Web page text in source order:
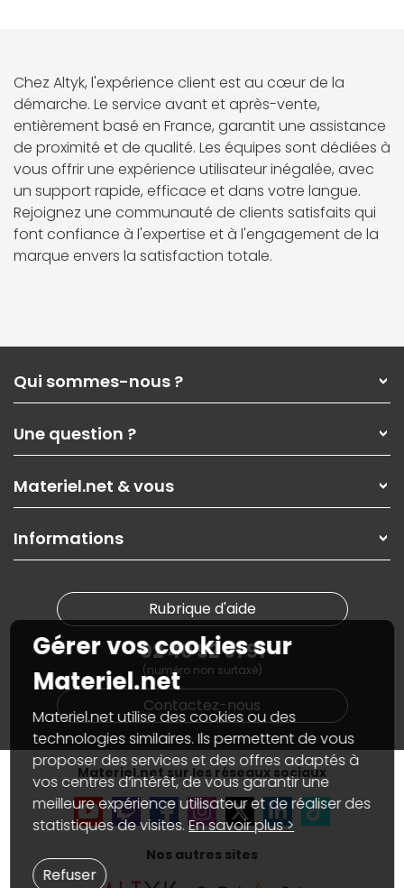
Chez Altyk, l'expérience client est au cœur de la
démarche. Le service avant et après-vente,
entièrement basé en France, garantit une assistance
de proximité et de qualité. Les équipes sont dédiées à
vous offrir une expérience utilisateur inégalée, avec
un support rapide, efficace et dans votre langue.
Rejoignez une communauté de clients satisfaits qui
font confiance à l'expertise et à l'engagement de la
marque envers la satisfaction totale.
Qui sommes-nous ?
Nos services
Les magasins Materiel.net
Nos solutions pour les pros
Contactez-nous
Une question ?
Paiement, livraison
Garanties,Pack Zen
SAV, demander un retour
Informations
Materiel.net & vous
On rachète votre carte graphique
PC sur mesure : Votre RDV personnalisé
Materiel.net recrute
Notre programme d'affiliation
Partenariat & Sponsoring
Informations
Nos marques
Conditions générales de vente
Marketplace
Informations légales
Données personnellesetcookies
Gérer vos cookies
Accessibilité : non conforme
Rubrique d'aide
02 40 92 91 91
(numéro non surtaxé)
Contactez-nous
Materiel.net sur les réseaux sociaux
Nos autres sites
Gérer vos cookies sur
Materiel.net
Materiel.net utilise des cookies ou des
technologies similaires. Ils permettent de vous
proposer des services et des offres adaptés à
vos centres d’intérêt, de vous garantir une
meilleure expérience utilisateur et de réaliser des
statistiques de visites.En savoir plus >
Refuser